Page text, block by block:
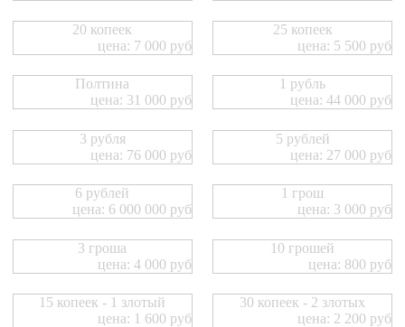
20 копеек
цена: 7 000 руб
25 копеек
цена: 5 500 руб
Полтина
цена: 31 000 руб
1 рубль
цена: 44 000 руб
3 рубля
цена: 76 000 руб
5 рублей
цена: 27 000 руб
6 рублей
цена: 6 000 000 руб
1 грош
цена: 3 000 руб
3 гроша
цена: 4 000 руб
10 грошей
цена: 800 руб
15 копеек - 1 злотый
цена: 1 600 руб
30 копеек - 2 злотых
цена: 2 200 руб